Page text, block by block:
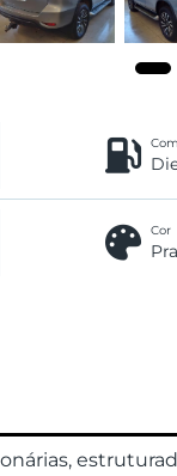
Cor